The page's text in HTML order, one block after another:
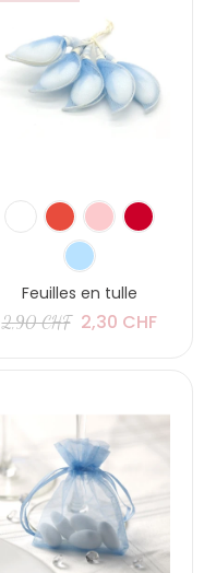
Feuilles en tulle
2,90 CHF 2,30 CHF